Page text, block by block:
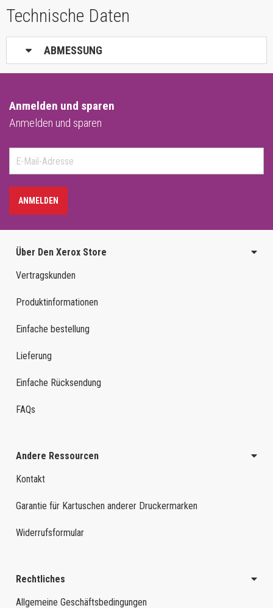
Technische Daten
ABMESSUNG
Anmelden und sparen
Anmelden und sparen
ANMELDEN
Über Den Xerox Store
Vertragskunden
Produktinformationen
Einfache bestellung
Lieferung
Einfache Rücksendung
FAQs
Andere Ressourcen
Kontakt
Garantie für Kartuschen anderer Druckermarken
Widerrufsformular
Rechtliches
Allgemeine Geschäftsbedingungen